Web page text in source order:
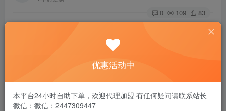
0 109 83
六年级语文上册词句段运用阅读知识点必背
此内容为付费阅读，请付费后查看
1.99
黄金会员免费
已售 30
优惠活动中
本平台24小时自助下单，欢迎代理加盟 有任何疑问请联系站长
微信：微信：2447309447